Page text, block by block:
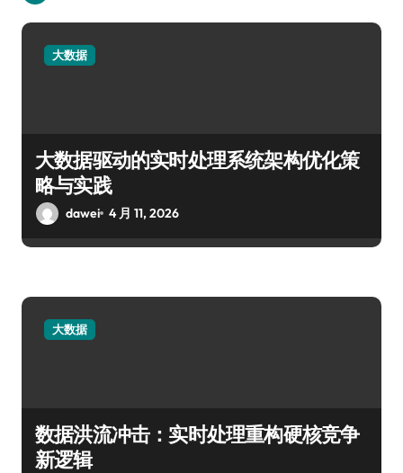
大数据
大数据驱动的实时处理系统架构优化策
略与实践
dawei 4 月 11, 2026
大数据
数据洪流冲击：实时处理重构硬核竞争
新逻辑